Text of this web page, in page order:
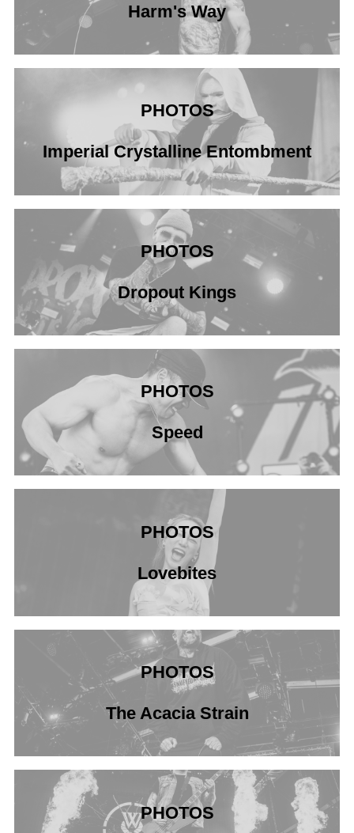
Harm's Way
PHOTOS
Imperial Crystalline Entombment
PHOTOS
Dropout Kings
PHOTOS
Speed
PHOTOS
Lovebites
PHOTOS
The Acacia Strain
PHOTOS